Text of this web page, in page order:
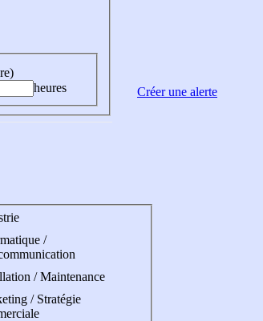
heures
/
/ Maintenance
/ Stratégie
Créer une alerte